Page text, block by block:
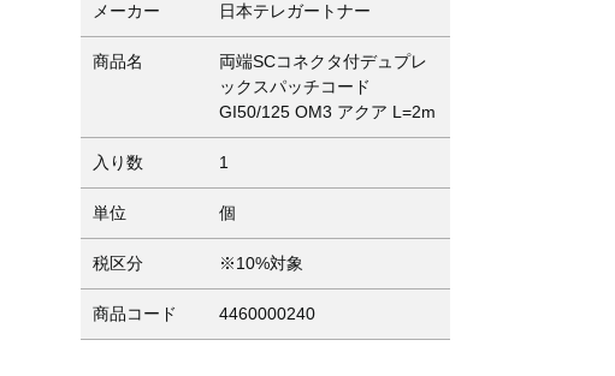
メーカー 日本テレガートナー
商品名
両端SCコネクタ付デュプレ
ックスパッチコード
GI50/125 OM3 アクア L=2m
入り数 1
単位 個
税区分 ※10%対象
商品コード 4460000240